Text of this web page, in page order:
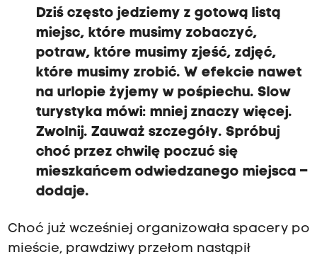
Dziś często jedziemy z gotową listą
miejsc, które musimy zobaczyć,
potraw, które musimy zjeść, zdjęć,
które musimy zrobić. W efekcie nawet
na urlopie żyjemy w pośpiechu. Slow
turystyka mówi: mniej znaczy więcej.
Zwolnij. Zauważ szczegóły. Spróbuj
choć przez chwilę poczuć się
mieszkańcem odwiedzanego miejsca –
dodaje.
Choć już wcześniej organizowała spacery po
mieście, prawdziwy przełom nastąpił